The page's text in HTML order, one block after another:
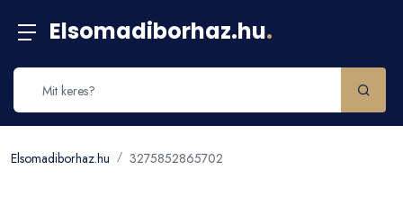
Elsomadiborhaz.hu.
Elsomadiborhaz.hu 3275852865702